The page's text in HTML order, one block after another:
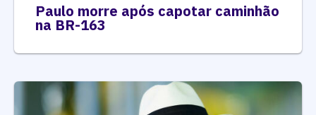
Paulo morre após capotar caminhão
na BR-163